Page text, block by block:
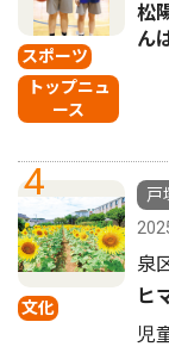
スポーツ
トップニュ
ース
松
ん
4
文化
戸
泉
ヒ
児